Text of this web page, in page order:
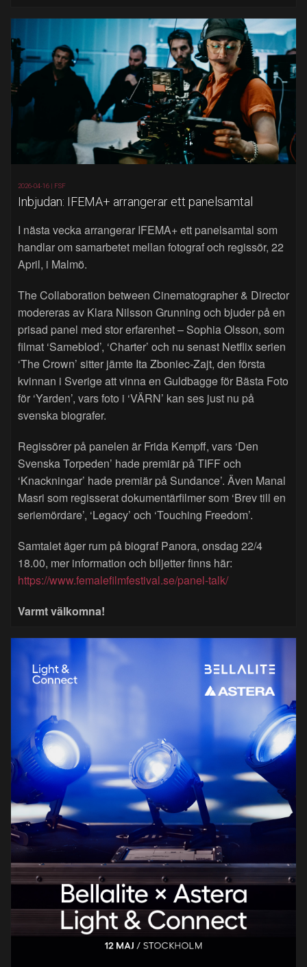
2026-04-16 | FSF
Inbjudan: IFEMA+ arrangerar ett panelsamtal
I nästa vecka arrangerar IFEMA+ ett panelsamtal som
handlar om samarbetet mellan fotograf och regissör, 22
April, i Malmö.
The Collaboration between Cinematographer & Director
modereras av Klara Nilsson Grunning och bjuder på en
prisad panel med stor erfarenhet – Sophia Olsson, som
filmat ‘Sameblod’, ‘Charter’ och nu senast Netflix serien
‘The Crown’ sitter jämte Ita Zboniec-Zajt, den första
kvinnan i Sverige att vinna en Guldbagge för Bästa Foto
för ‘Yarden’, vars foto i ‘VÄRN’ kan ses just nu på
svenska biografer.
Regissörer på panelen är Frida Kempff, vars ‘Den
Svenska Torpeden’ hade premiär på TIFF och
‘Knackningar’ hade premiär på Sundance’. Även Manal
Masri som regisserat dokumentärfilmer som ‘Brev till en
seriemördare’, ‘Legacy’ och ‘Touching Freedom’.
Samtalet äger rum på biograf Panora, onsdag 22/4
18.00, mer information och biljetter finns här:
https://www.femalefilmfestival.se/panel-talk/
Varmt välkomna!